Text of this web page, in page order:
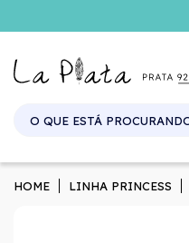
HOME LINHA PRINCESS